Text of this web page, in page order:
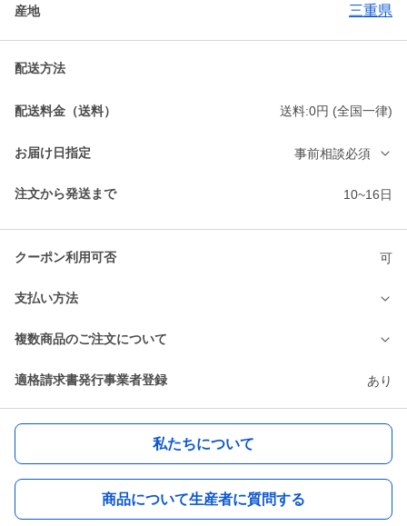
産地 三重県
配送方法
配送料金（送料） 送料:0円 (全国一律)
お届け日指定 事前相談必須
注文から発送まで 10~16日
クーポン利用可否 可
支払い方法
複数商品のご注文について
適格請求書発行事業者登録 あり
私たちについて
商品について生産者に質問する